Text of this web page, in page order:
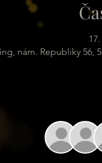
nám. Republiky 56,